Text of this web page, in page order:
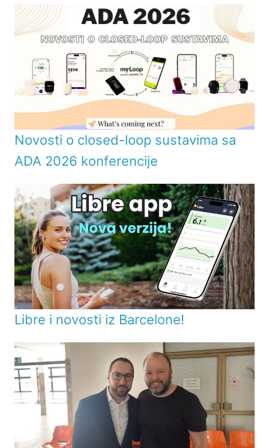
Novosti o closed-loop sustavima sa
ADA 2026 konferencije
Libre i novosti iz Barcelone!